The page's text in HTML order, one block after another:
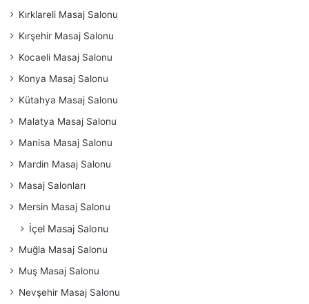
Kırklareli Masaj Salonu
Kırşehir Masaj Salonu
Kocaeli Masaj Salonu
Konya Masaj Salonu
Kütahya Masaj Salonu
Malatya Masaj Salonu
Manisa Masaj Salonu
Mardin Masaj Salonu
Masaj Salonları
Mersin Masaj Salonu
İçel Masaj Salonu
Muğla Masaj Salonu
Muş Masaj Salonu
Nevşehir Masaj Salonu